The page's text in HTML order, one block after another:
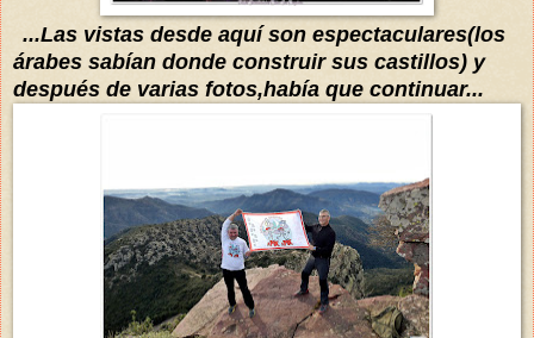
...Las vistas desde aquí son espectaculares(los
árabes sabían donde construir sus castillos) y
después de varias fotos,había que continuar...